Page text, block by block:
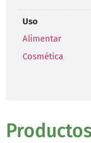
Uso
Alimentar
Cosmética